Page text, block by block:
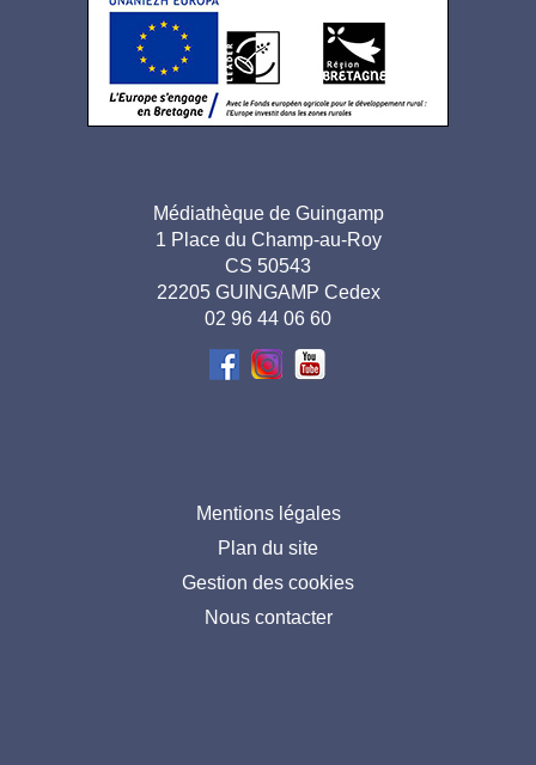
page
AdresseMédiathèque de Guingamp
1 Place du Champ-au-Roy
CS 50543
22205 GUINGAMP Cedex
02 96 44 06 60
Mentions légales
Plan du site
Gestion des cookies
Nous contacter